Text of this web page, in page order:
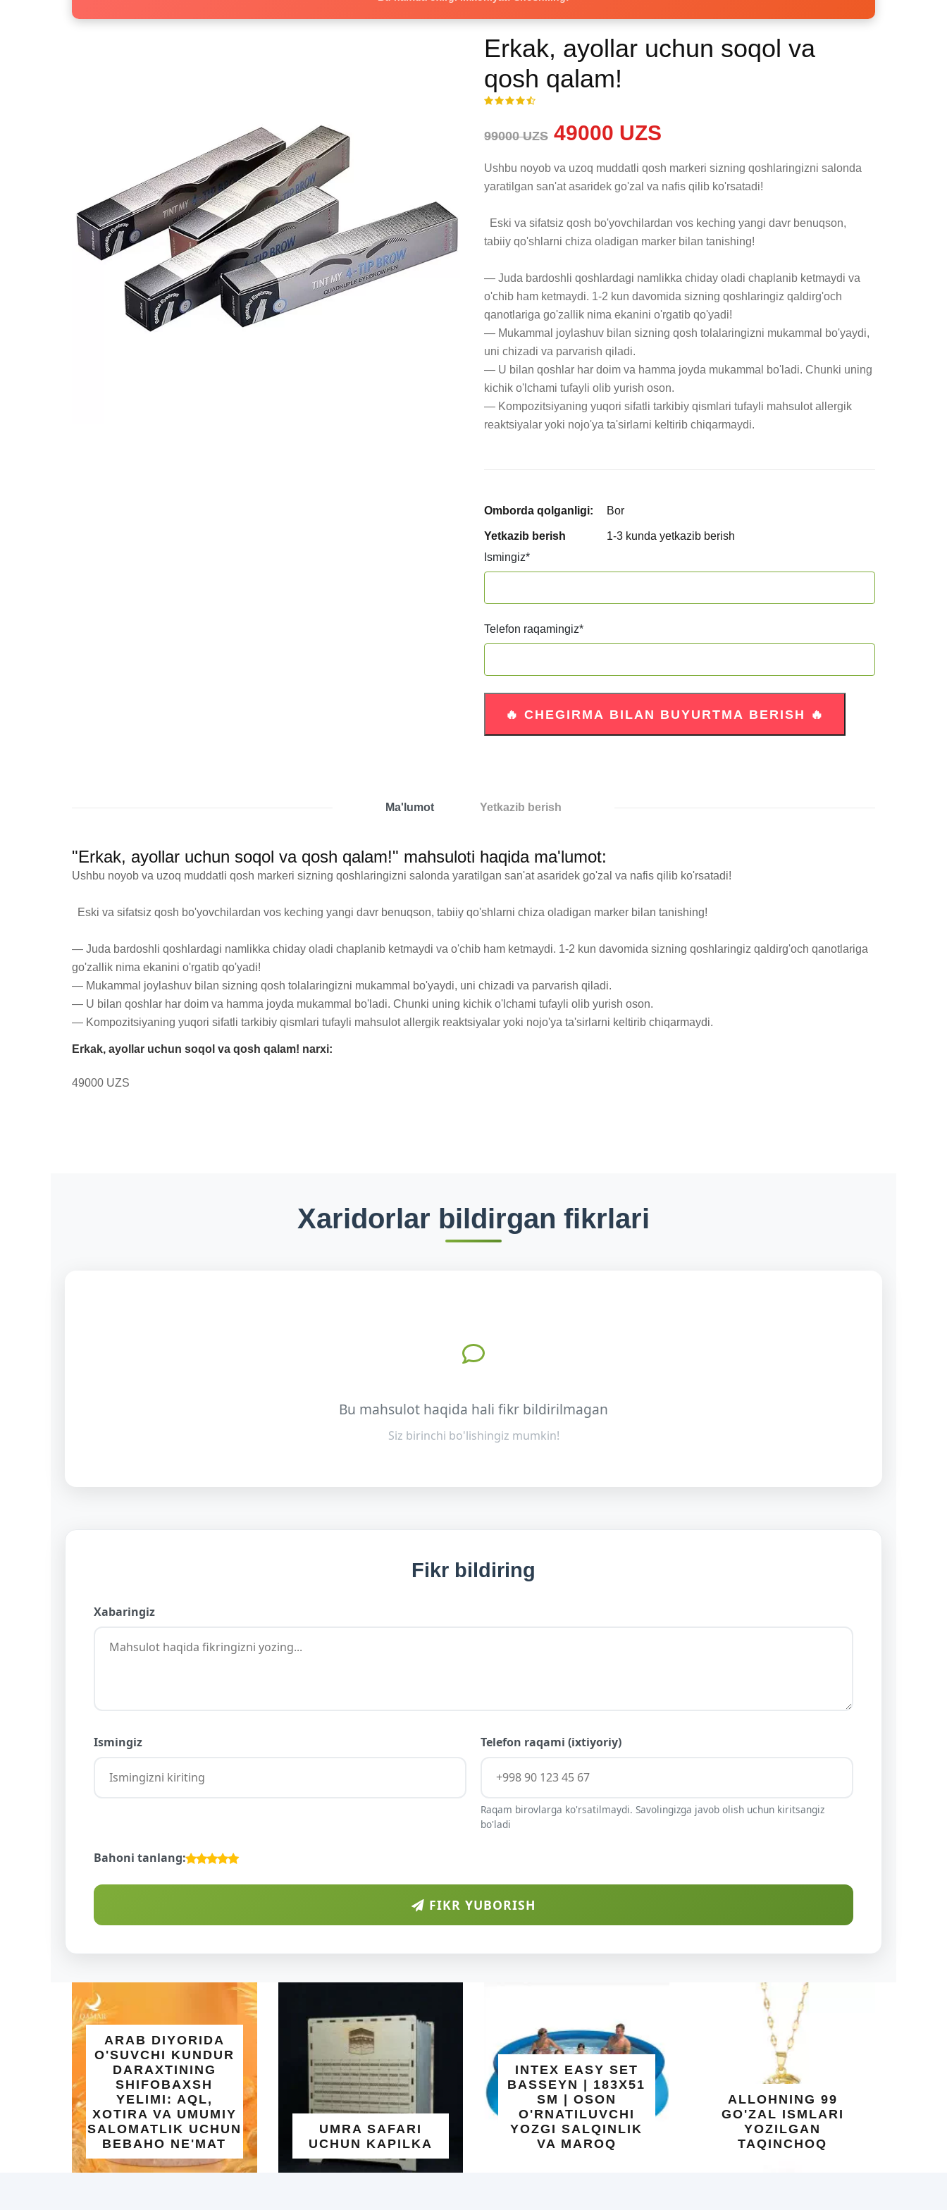
Erkak, ayollar uchun soqol va
qosh qalam!
99000 UZS 49000 UZS
Ushbu noyob va uzoq muddatli qosh markeri sizning qoshlaringizni salonda
yaratilgan san'at asaridek go'zal va nafis qilib ko'rsatadi!
tabiiy qo'shlarni chiza oladigan marker bilan tanishing!
— Juda bardoshli qoshlardagi namlikka chiday oladi chaplanib ketmaydi va
o'chib ham ketmaydi. 1-2 kun davomida sizning qoshlaringiz qaldirg'och
qanotlariga go'zallik nima ekanini o'rgatib qo'yadi!
— Mukammal joylashuv bilan sizning qosh tolalaringizni mukammal bo'yaydi,
uni chizadi va parvarish qiladi.
— U bilan qoshlar har doim va hamma joyda mukammal bo'ladi. Chunki uning
kichik o'lchami tufayli olib yurish oson.
— Kompozitsiyaning yuqori sifatli tarkibiy qismlari tufayli mahsulot allergik
reaktsiyalar yoki nojo'ya ta'sirlarni keltirib chiqarmaydi.
Omborda qolganligi: Bor
Yetkazib berish
1-3 kunda yetkazib berish
Ismingiz*
Telefon raqamingiz*
Ma'lumot Yetkazib berish
"Erkak, ayollar uchun soqol va qosh qalam!" mahsuloti haqida ma'lumot:
Ushbu noyob va uzoq muddatli qosh markeri sizning qoshlaringizni salonda yaratilgan san'at asaridek go'zal va nafis qilib ko'rsatadi!
— Juda bardoshli qoshlardagi namlikka chiday oladi chaplanib ketmaydi va o'chib ham ketmaydi. 1-2 kun davomida sizning qoshlaringiz qaldirg'och qanotlariga
go'zallik nima ekanini o'rgatib qo'yadi!
— Mukammal joylashuv bilan sizning qosh tolalaringizni mukammal bo'yaydi, uni chizadi va parvarish qiladi.
— U bilan qoshlar har doim va hamma joyda mukammal bo'ladi. Chunki uning kichik o'lchami tufayli olib yurish oson.
— Kompozitsiyaning yuqori sifatli tarkibiy qismlari tufayli mahsulot allergik reaktsiyalar yoki nojo'ya ta'sirlarni keltirib chiqarmaydi.
Erkak, ayollar uchun soqol va qosh qalam! narxi:
49000 UZS
Xaridorlar bildirgan fikrlari
Bu mahsulot haqida hali fikr bildirilmagan
Siz birinchi bo'lishingiz mumkin!
Fikr bildiring
Xabaringiz
Ismingiz Telefon raqami (ixtiyoriy)
Raqam birovlarga ko'rsatilmaydi. Savolingizga javob olish uchun kiritsangiz
bo'ladi
Bahoni tanlang:
FIKR YUBORISH
ARAB DIYORIDA
O'SUVCHI KUNDUR
DARAXTINING
SHIFOBAXSH
YELIMI: AQL,
XOTIRA VA UMUMIY
SALOMATLIK UCHUN
BEBAHO NE'MAT
UMRA SAFARI
UCHUN KAPILKA
INTEX EASY SET
BASSEYN | 183X51
SM | OSON
O'RNATILUVCHI
YOZGI SALQINLIK
VA MAROQ
ALLOHNING 99
GO'ZAL ISMLARI
YOZILGAN
TAQINCHOQ